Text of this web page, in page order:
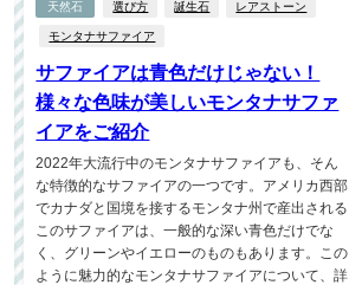
天然石 選び方 誕生石 レアストーン
モンタナサファイア
サファイアは青色だけじゃない！
様々な色味が美しいモンタナサファ
イアをご紹介
2022年大流行中のモンタナサファイアも、そん
な特徴的なサファイアの一つです。アメリカ西部
でカナダと国境を接するモンタナ州で産出される
このサファイアは、一般的な深い青色だけでな
く、グリーンやイエローのものもあります。この
ように魅力的なモンタナサファイアについて、詳